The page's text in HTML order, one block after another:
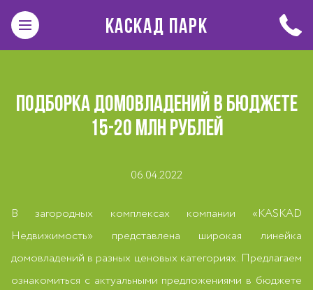
КАСКАД ПАРК
ПОДБОРКА ДОМОВЛАДЕНИЙ В БЮДЖЕТЕ
15-20 МЛН РУБЛЕЙ
06.04.2022
В загородных комплексах компании «KASKAD
Недвижимость» представлена широкая линейка
домовладений в разных ценовых категориях. Предлагаем
ознакомиться с актуальными предложениями в бюджете